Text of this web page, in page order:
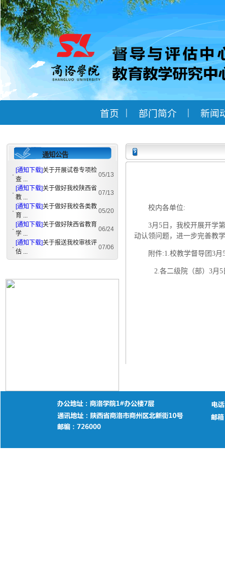
首页 | 部门简介 | 新闻
通知公告
·
[通知下载]关于开展试卷专项检
查 ...
05/13
·
[通知下载]关于做好我校陕西省
教 ...
07/13
·
[通知下载]关于做好我校各类教
育 ...
05/20
·
[通知下载]关于做好陕西省教育
学 ...
06/24
·
[通知下载]关于报送我校审核评
估 ...
07/06
校内各单位:
3月5日，我校开展开学
动认领问题，进一步完善教
附件:1.校教学督导团3
2.各二级院（部）3月5